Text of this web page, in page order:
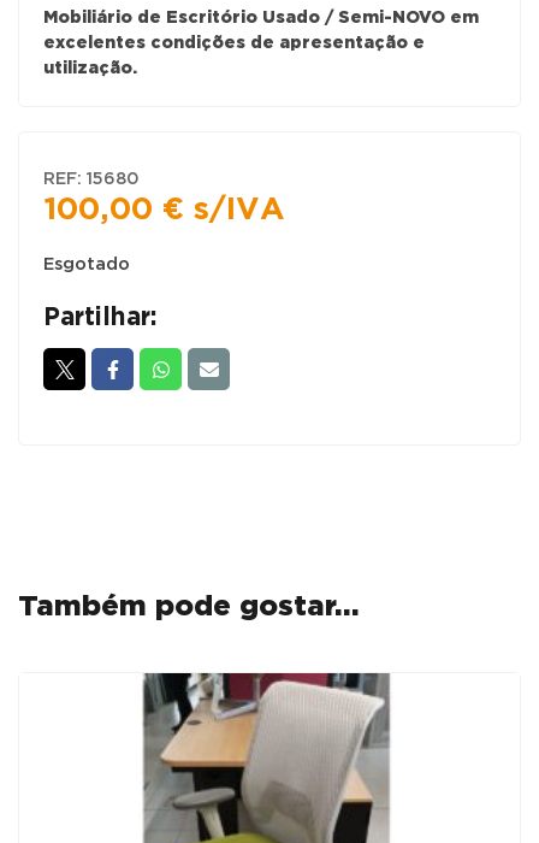
Mobiliário de Escritório Usado / Semi-NOVO em
excelentes condições de apresentação e
utilização.
REF: 15680
100,00 € s/IVA
Esgotado
Partilhar:
Também pode gostar…